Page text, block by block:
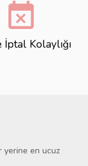
event_busy
İptal Kolaylığı
yerine en ucuz